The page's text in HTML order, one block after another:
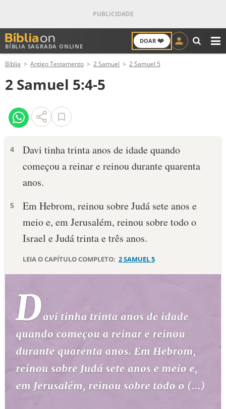
BÍBLIA SAGRADA ONLINE
DOAR ❤️
ANTIGO TESTAMENTO
NOVO TESTAMENTO
VERSÍCULOS
PALAVRA DO DIA
DEVOCIONAL DIÁRIO
10 MANDAMENTOS
ESBOÇOS DE PREGAÇÃO
TEMAS
PERGUNTE À BÍBLIA IA
TERMO BÍBLICO JOGOS
Bíblia Antigo Testamento 2 Samuel 2 Samuel 5
2 Samuel 5:4-5
4
Davi tinha trinta anos de idade quando
começou a reinar e reinou durante quarenta
anos.
5
Em Hebrom, reinou sobre Judá sete anos e
meio e, em Jerusalém, reinou sobre todo o
Israel e Judá trinta e três anos.
LEIA O CAPÍTULO COMPLETO: 2 SAMUEL 5